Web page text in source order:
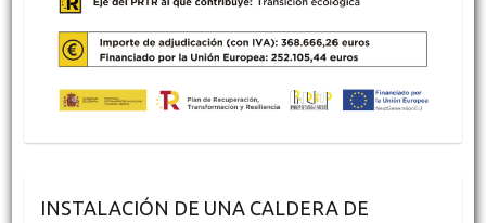
INSTALACIÓN DE UNA CALDERA DE